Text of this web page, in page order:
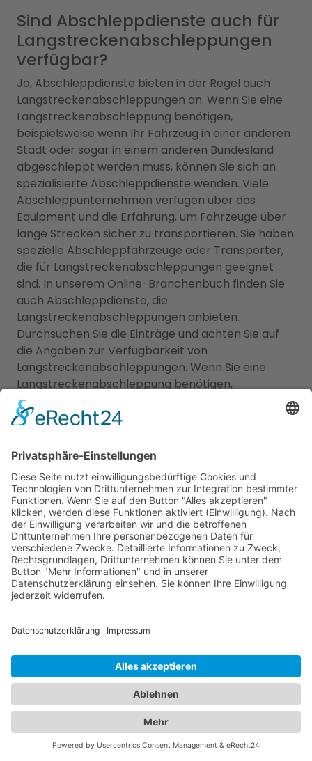
Sind Abschleppdienste auch für
Langstreckenabschleppungen
verfügbar?
Ja, Abschleppdienste bieten in der Regel auch
Langstreckenabschleppungen an. Wenn Sie eine
Langstreckenabschleppung benötigen,
beispielsweise wenn Ihr Fahrzeug in einer anderen
Stadt oder sogar in einem anderen Bundesland
abgeschleppt werden muss, können Sie sich an
spezialisierte Abschleppdienste wenden. Viele
Abschleppunternehmen verfügen über das
Equipment und die Erfahrung, um Fahrzeuge über
lange Strecken sicher zu transportieren. Sie haben
spezielle Abschleppfahrzeuge oder Transporter,
die für Langstreckenabschleppungen geeignet
sind. In unserem Online-Branchenbuch finden Sie
auch Abschleppdienste, die
Langstreckenabschleppungen anbieten.
Durchsuchen Sie die Einträge und achten Sie auf
die Angaben zur Verfügbarkeit von
Langstreckenabschleppungen. Wenn Sie eine
Langstreckenabschleppung benötigen,
empfehlen wir Ihnen, vorab Kontakt mit dem
Abschleppdienst aufzunehmen, um die Details zu
Kosten, der Transportversicherung und den
erforderlichen Unterlagen. Verlassen Sie sich auf
unser Online-Branchenbuch, um den passenden
Abschleppdienst für Ihre
Langstreckenabschleppung zu finden. Informieren
Sie sich über die verfügbaren Optionen und wählen
Sie einen zuverlässigen Anbieter, der Ihre
Bedürfnisse erfüllt.
Abschleppdienste und Hotels:
Ihre Mobilität und Unterkunft
In unserem umfassenden Branchenportal finden
Sie nicht nur alle Informationen rund um
zuverlässige Abschleppdienste, sondern auch eine
breite Auswahl an Hotels für Ihren nächsten
Aufenthalt. Wir bieten Ihnen eine vielfältige
Plattform, um sowohl bei Fahrzeugpannen als